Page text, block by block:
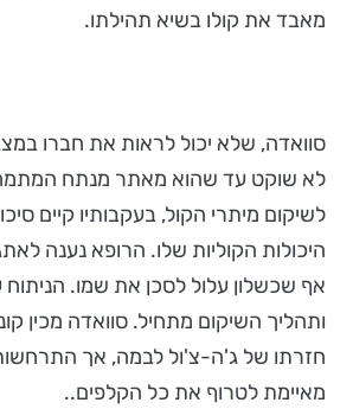
מאבד את קולו בשיא תהילתו.
סוואדה, שלא יכול לראות את חברו
לא שוקט עד שהוא מאתר מנתח המתמחה
לשיקום מיתרי הקול, בעקבותיו קיים
היכולות הקוליות שלו. הרופא נענה
אף שכשלון עלול לסכן את שמו.
ותהליך השיקום מתחיל. סוואדה מכין
חזרתו של ג'ה-צ'ול לבמה, אך
מאיימת לטרוף את כל הקלפים..